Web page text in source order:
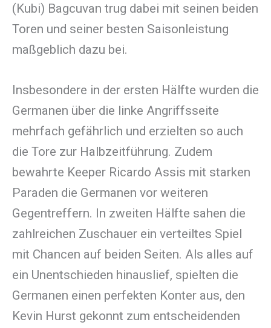
(Kubi) Bagcuvan trug dabei mit seinen beiden
Toren und seiner besten Saisonleistung
maßgeblich dazu bei.
Insbesondere in der ersten Hälfte wurden die
Germanen über die linke Angriffsseite
mehrfach gefährlich und erzielten so auch
die Tore zur Halbzeitführung. Zudem
bewahrte Keeper Ricardo Assis mit starken
Paraden die Germanen vor weiteren
Gegentreffern. In zweiten Hälfte sahen die
zahlreichen Zuschauer ein verteiltes Spiel
mit Chancen auf beiden Seiten. Als alles auf
ein Unentschieden hinauslief, spielten die
Germanen einen perfekten Konter aus, den
Kevin Hurst gekonnt zum entscheidenden